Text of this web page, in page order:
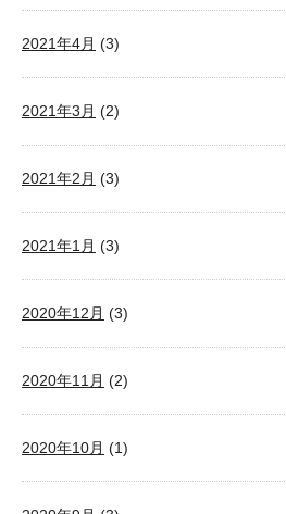
2021年4月 (3)
2021年3月 (2)
2021年2月 (3)
2021年1月 (3)
2020年12月 (3)
2020年11月 (2)
2020年10月 (1)